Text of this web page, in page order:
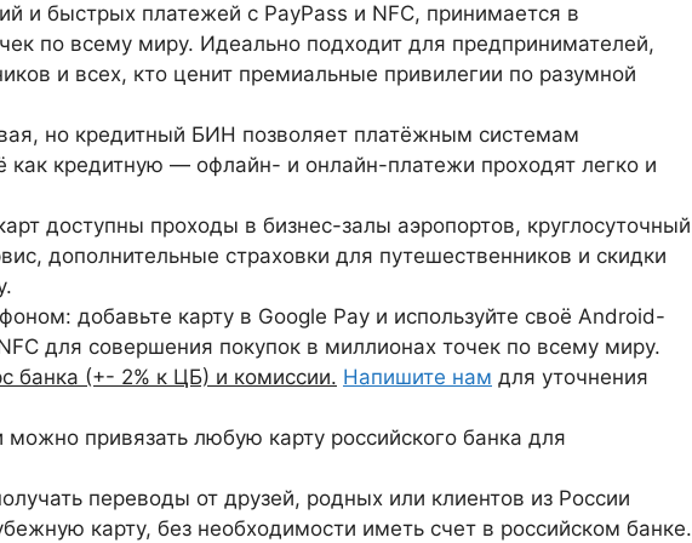
и быстрых платежей с PayPass и NFC, принимается в
по всему миру. Идеально подходит для предпринимателей,
и всех, кто ценит премиальные привилегии по разумной
но кредитный БИН позволяет платёжным системам
как кредитную — офлайн- и онлайн-платежи проходят легко и
доступны проходы в бизнес-залы аэропортов, круглосуточный
дополнительные страховки для путешественников и скидки
добавьте карту в Google Pay и используйте своё Android-
для совершения покупок в миллионах точек по всему миру.
банка (+- 2% к ЦБ) и комиссии. Напишите нам для уточнения
привязать любую карту российского банка для
переводы от друзей, родных или клиентов из России
карту, без необходимости иметь счет в российском банке.